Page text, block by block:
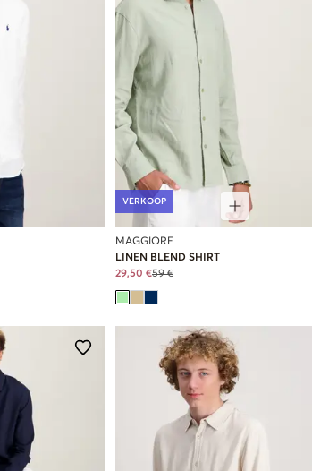
VERKOOP
MAGGIORE
LINEN BLEND SHIRT
29,50 €59 €